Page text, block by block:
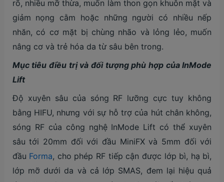
rõ, nhiều mỡ thừa, muốn làm thon gọn khuôn mặt và
giảm nọng cằm hoặc những người có nhiều nếp
nhăn, có cơ mặt bị chùng nhão và lỏng lẻo, muốn
nâng cơ và trẻ hóa da từ sâu bên trong.
Mục tiêu điều trị và đối tượng phù hợp của InMode
Lift
Độ xuyên sâu của sóng RF lưỡng cực tuy không
bằng HIFU, nhưng với sự hỗ trợ của hút chân không,
sóng RF của công nghệ InMode Lift có thể xuyên
sâu tới 20mm đối với đầu MiniFX và 5mm đối với
đầu Forma, cho phép RF tiếp cận được lớp bì, hạ bì,
lớp mỡ dưới da và cả lớp SMAS, đem lại hiệu quả